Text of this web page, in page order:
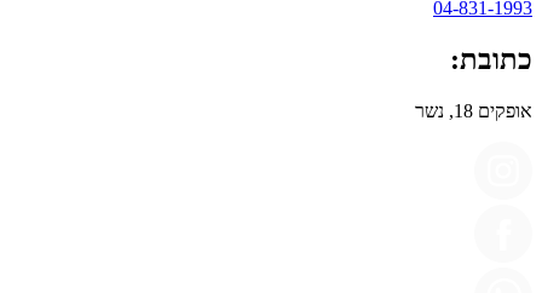
04-831-1993
כתובת:
אופקים 18, נשר